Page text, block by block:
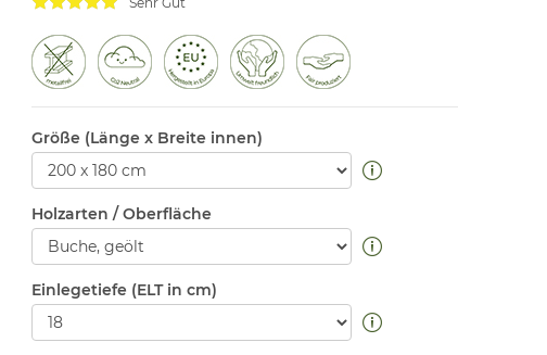
Größe (Länge x Breite innen)
Holzarten / Oberfläche
Einlegetiefe (ELT in cm)